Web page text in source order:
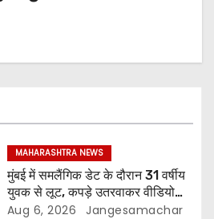
MAHARASHTRA NEWS
मुंबई में समलैंगिक डेट के दौरान 31 वर्षीय
युवक से लूट, कपड़े उतरवाकर वीडियो
बनाने का आरोप
Aug 6, 2026 Jangesamachar